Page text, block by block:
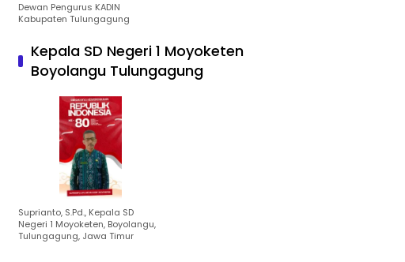
Dewan Pengurus KADIN
Kabupaten Tulungagung
Kepala SD Negeri 1 Moyoketen
Boyolangu Tulungagung
Suprianto, S.Pd., Kepala SD
Negeri 1 Moyoketen, Boyolangu,
Tulungagung, Jawa Timur